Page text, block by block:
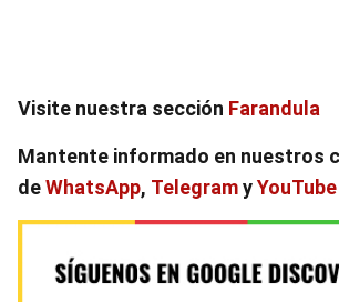
Visite nuestra sección Farandula
Mantente informado en nuestros
deWhatsApp, TelegramyYouTube